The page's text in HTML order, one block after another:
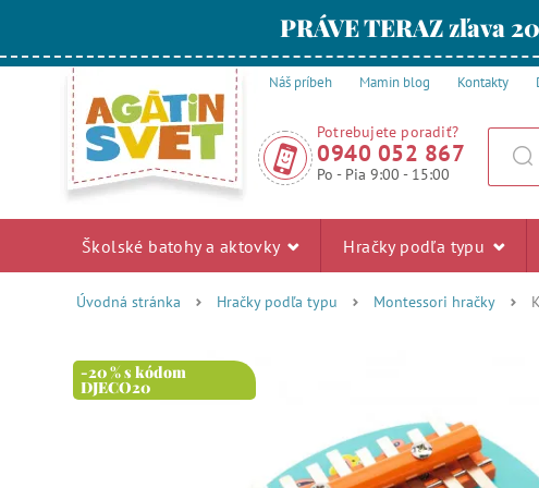
PRÁVE TERAZ zľava
Náš príbeh Mamin blog Kontakty
Potrebujete poradiť?
0940 052 867
Po - Pia 9:00 - 15:00
Školské batohy a aktovky Hračky podľa typu
Úvodná stránka Hračky podľa typu Montessori hračky
-20 % s kódom
DJECO20